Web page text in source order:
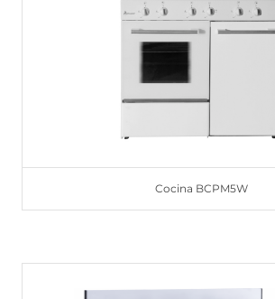
Cocina BCPM5W